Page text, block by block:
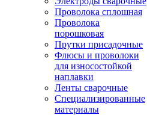
Проволока сплошная
Проволока
порошковая
Прутки присадочные
Флюсы и проволоки
для износостойкой
наплавки
Ленты сварочные
Специализированные
материалы